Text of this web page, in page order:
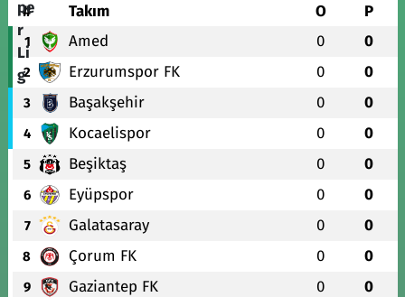
# Takım O P
1 Amed 0 0
2 Erzurumspor FK 0 0
3 Başakşehir 0 0
4 Kocaelispor 0 0
5 Beşiktaş 0 0
6 Eyüpspor 0 0
7 Galatasaray 0 0
8 Çorum FK 0 0
9 Gaziantep FK 0 0